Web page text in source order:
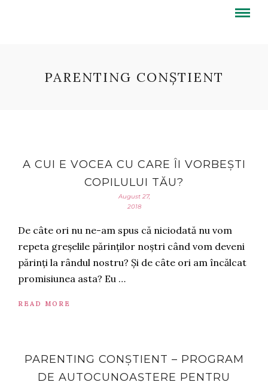
PARENTING CONȘTIENT
A CUI E VOCEA CU CARE ÎI VORBEȘTI
COPILULUI TĂU?
August 27,
2018
De câte ori nu ne-am spus că niciodată nu vom
repeta greșelile părinților noștri când vom deveni
părinți la rândul nostru? Și de câte ori am încălcat
promisiunea asta? Eu …
READ MORE
PARENTING CONȘTIENT – PROGRAM
DE AUTOCUNOAȘTERE PENTRU